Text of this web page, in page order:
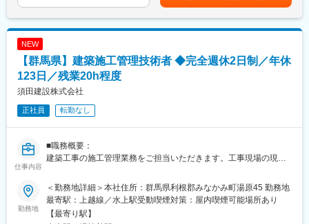
自社工場で手掛けるほか、輸入建材販売やエクステリア・造園工
ています。また、見積システムや原価管理システムの導入などDX
土が根付いており、社員一人ひとりが意見を発信しやすい環境を
整えています。
幹線の鉄道設備維持管理実績と技術は当社の代名詞となっていま
す。
・現場のエリアは群馬県内を中心(8割程度)に、他埼玉県大宮～熊
谷あたりまでございます。現場によっては泊りがけとなることも
あり、その場合は会社でアパートを借ります。また、夜間対応も
■募集背景：
加傾向にあり、現在の20名の土木施工管理技術者では対応出来な
くなることが予想されるため、外部より経験のある人材を増員し
たいと考えています。
NEW
【群馬県】建築施工管理技術者 ◆完全週休2日制／年休
123日／残業20h程度
須田建設株式会社
正社員 転勤なし
仕事内容
■職務概要：
建築工事の施工管理業務をご担当いただきます。工事現場の現場
す。
■職務詳細：
・一般的な施工管理者の業務（工程管理、品質管理、コスト管
勤務地
＜勤務地詳細＞本社住所：群馬県利根郡みなかみ町湯原45 勤務地
最寄駅：上越線／水上駅受動喫煙対策：屋内喫煙可能場所あり
【最寄り駅】